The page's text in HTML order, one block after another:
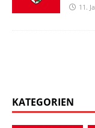
11.
KATEGORIEN